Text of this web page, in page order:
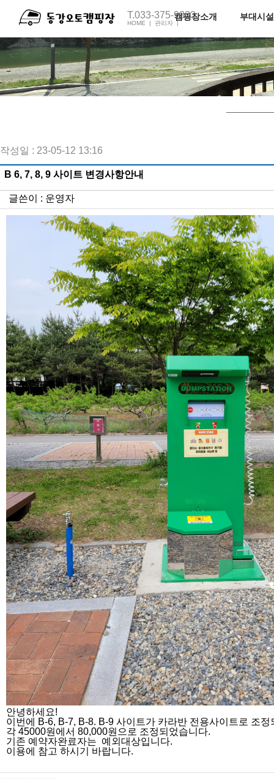
T.033-375-9333
HOME | 관리자 |
캠핑장소개
오토캠핑장소개
주변관광지
부대시설
족구장
전체보기 펜션1호 펜션2호
캠핑장C동 캠핑장M동
작성일 : 23-05-12 13:16
B 6, 7, 8, 9 사이트 변경사항안내
글쓴이 : 운영자
안녕하세요!
이번에 B-6, B-7, B-8. B-9 사이트가 카라반 전용사이트로 조
각 45000원에서 80,000원으로 조정되었습니다.
기존 예약자완료자는 예외대상입니다.
이용에 참고 하시기 바랍니다.